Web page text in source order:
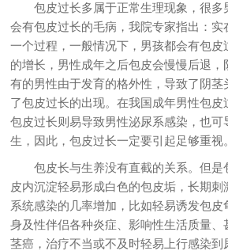
包皮过长多属于正常生理现象，很多
会有包皮过长的毛病，我院专家指出：实
一个过程，一般情况下，男孩都会有包皮
的增长，男性成年之后包皮会慢慢后退，
有的男性由于发育的格外性，导致了阴
了包皮过长的出现。在我国成年男性包皮
包皮过长则易导致男性泌尿系感染，也可
生，因此，包皮过长一定要引起足够重视
包皮长与生养没有直截的关系。但
皮内沉淀轻易形成白色的包皮垢，长期刺
系统感染的几率增加，比如轻易诱发包皮
身及性伴侣各种炎症、影响性生活质量、
茎癌，治疗不当或不及时轻易上行感染